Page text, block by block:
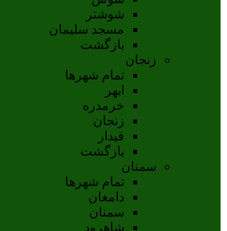
شوشتر
مسجد سليمان
بازگشت
زنجان
تمام شهر‌ها
ابهر
خرمدره
زنجان
قيدار
بازگشت
سمنان
تمام شهر‌ها
دامغان
سمنان
شاهرود